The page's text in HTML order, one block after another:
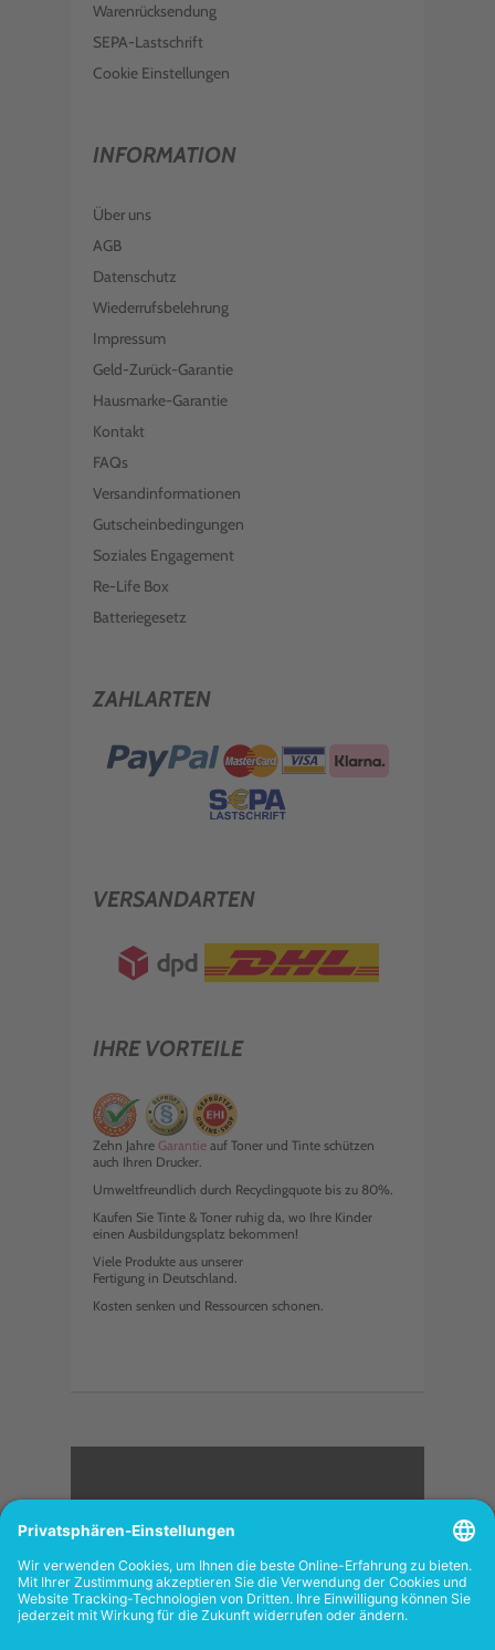
Warenrücksendung
SEPA-Lastschrift
Cookie Einstellungen
INFORMATION
Über uns
AGB
Datenschutz
Wiederrufsbelehrung
Impressum
Geld-Zurück-Garantie
Hausmarke-Garantie
Kontakt
FAQs
Versandinformationen
Gutscheinbedingungen
Soziales Engagement
Re-Life Box
Batteriegesetz
ZAHLARTEN
VERSANDARTEN
IHRE VORTEILE
Zehn Jahre Garantie auf Toner und Tinte schützen
auch Ihren Drucker.
Umweltfreundlich durch Recyclingquote bis zu 80%.
Kaufen Sie Tinte & Toner ruhig da, wo Ihre Kinder
einen Ausbildungsplatz bekommen!
Viele Produkte aus unserer
Fertigung in Deutschland.
Kosten senken und Ressourcen schonen.
<
FOLGEN SIE UNS